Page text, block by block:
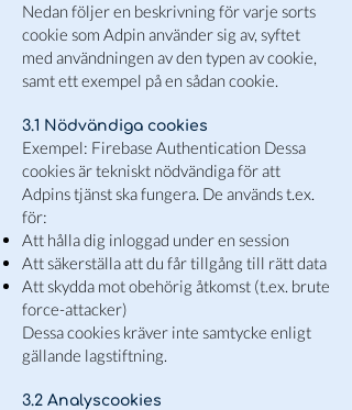
Nedan följer en beskrivning för varje sorts
cookie som Adpin använder sig av, syftet
med användningen av den typen av cookie,
samt ett exempel på en sådan cookie.
3.1 Nödvändiga cookies
Exempel: Firebase Authentication Dessa
cookies är tekniskt nödvändiga för att
Adpins tjänst ska fungera. De används t.ex.
för:
Att hålla dig inloggad under en session
Att säkerställa att du får tillgång till rätt data
Att skydda mot obehörig åtkomst (t.ex. brute
force-attacker)
Dessa cookies kräver inte samtycke enligt
gällande lagstiftning.
3.2 Analyscookies